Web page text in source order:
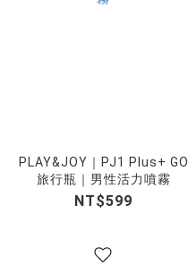
PLAY&JOY｜PJ1 Plus+ GO
旅行瓶｜男性活力噴霧
NT$599